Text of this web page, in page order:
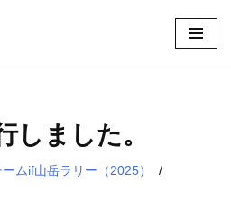
しました。
ムif山岳ラリー（2025）